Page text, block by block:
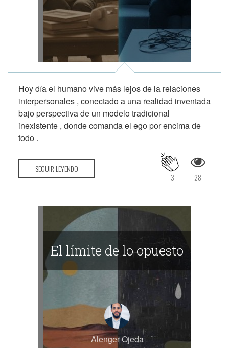
Hoy día el humano vive más lejos de la relaciones
interpersonales , conectado a una realidad inventada
bajo perspectiva de un modelo tradicional
inexistente , donde comanda el ego por encima de
todo .
SEGUIR LEYENDO
28
3
El límite de lo opuesto
Alenger Ojeda